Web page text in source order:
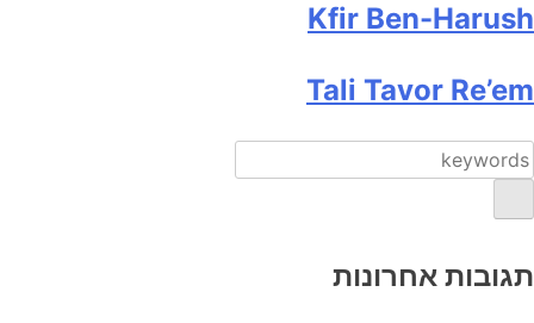
Kfir Ben-Harush
Tali Tavor Re’em
תגובות אחרונות